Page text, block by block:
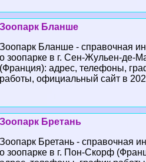
Зоопарк Бланше
Зоопарк Бланше - справочная
о зоопарке в г. Сен-Жульен-де-
(Франция): адрес, телефоны,
работы, официальный сайт в
Зоопарк Бретань
Зоопарк Бретань - справочная
о зоопарке в г. Пон-Скорф